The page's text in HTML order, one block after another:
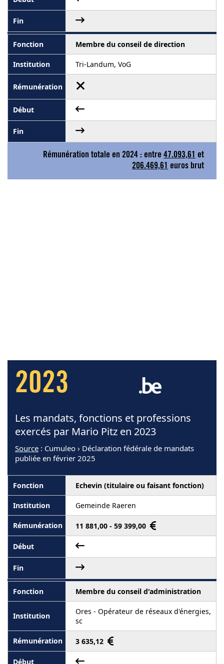
Membre du conseil de direction
Tri-Landum, VoG
Rémunération totale en 2024 : entre 47.093,61 et
206.469,61 euros brut
2023
Les mandats, fonctions et professions
exercés par Mario Pitz en 2023
Source : Cumuleo › Déclaration fédérale de mandats
publiée en février 2025
Echevin (titulaire ou faisant fonction)
Gemeinde Raeren
11 881,00 - 59 399,00
Membre du conseil d'administration
Ores - Opérateur de réseaux d'énergies,
sc
3 635,12